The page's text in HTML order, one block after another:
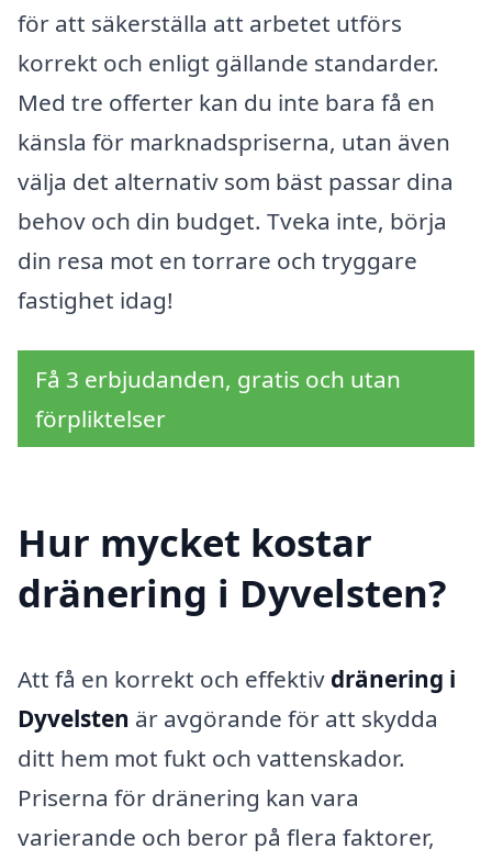
för att säkerställa att arbetet utförs
korrekt och enligt gällande standarder.
Med tre offerter kan du inte bara få en
känsla för marknadspriserna, utan även
välja det alternativ som bäst passar dina
behov och din budget. Tveka inte, börja
din resa mot en torrare och tryggare
fastighet idag!
Få 3 erbjudanden, gratis och utan
förpliktelser
Hur mycket kostar
dränering i Dyvelsten?
Att få en korrekt och effektiv dränering i
Dyvelsten är avgörande för att skydda
ditt hem mot fukt och vattenskador.
Priserna för dränering kan vara
varierande och beror på flera faktorer,